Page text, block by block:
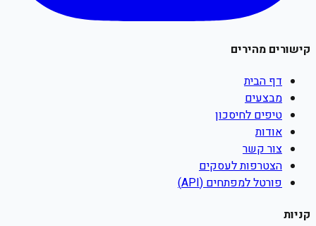
קישורים מהירים
דף הבית
מבצעים
טיפים לחיסכון
אודות
צור קשר
הצטרפות לעסקים
פורטל למפתחים (API)
קניות